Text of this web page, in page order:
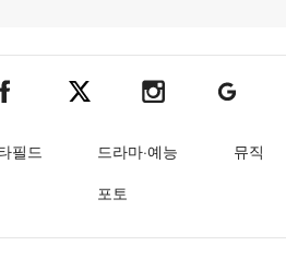
버TV
텐아시아 페이스북텐아시아 엑스텐아시아 인스타그램
텐아시아
필드 드라마·예능
뮤직
포토